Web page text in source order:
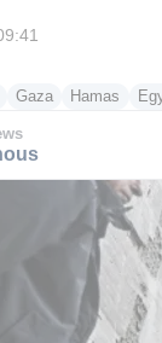
Gaza Hamas